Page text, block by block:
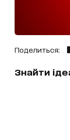
Поделиться:
Знайти